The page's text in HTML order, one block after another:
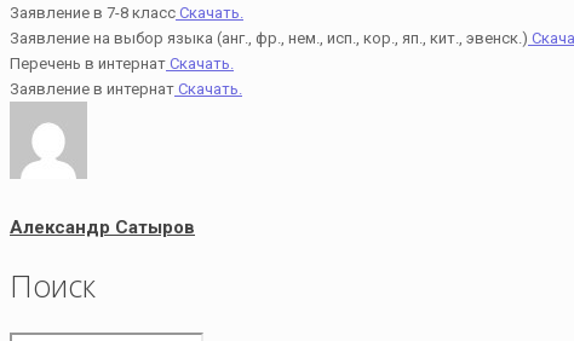
Заявление в 7-8 класс Скачать.
Заявление на выбор языка (анг., фр., нем., исп., кор., яп., кит., эвенск.)
Перечень в интернат Скачать.
Заявление в интернат Скачать.
Александр Сатыров
Поиск